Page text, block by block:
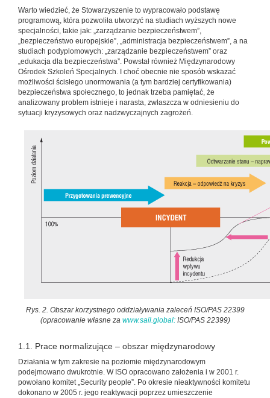
Warto wiedzieć, że Stowarzyszenie to wypracowało podstawę
programową, która pozwoliła utworzyć na studiach wyższych nowe
specjalności, takie jak: „zarządzanie bezpieczeństwem”,
„bezpieczeństwo europejskie”, „administracja bezpieczeństwem”, a na
studiach podyplomowych: „zarządzanie bezpieczeństwem” oraz
„edukacja dla bezpieczeństwa”. Powstał również Międzynarodowy
Ośrodek Szkoleń Specjalnych. I choć obecnie nie sposób wskazać
możliwości ścisłego unormowania (a tym bardziej certyfikowania)
bezpieczeństwa społecznego, to jednak trzeba pamiętać, że
analizowany problem istnieje i narasta, zwłaszcza w odniesieniu do
sytuacji kryzysowych oraz nadzwyczajnych zagrożeń.
Rys. 2. Obszar korzystnego oddziaływania zaleceń ISO/PAS 22399
(opracowanie własne za www.sail.global:ISO/PAS 22399)
1.1. Prace normalizujące – obszar międzynarodowy
Działania w tym zakresie na poziomie międzynarodowym
podejmowano dwukrotnie. W ISO opracowano założenia i w 2001 r.
powołano komitet „Security people”. Po okresie nieaktywności komitetu
dokonano w 2005 r. jego reaktywacji poprzez umieszczenie